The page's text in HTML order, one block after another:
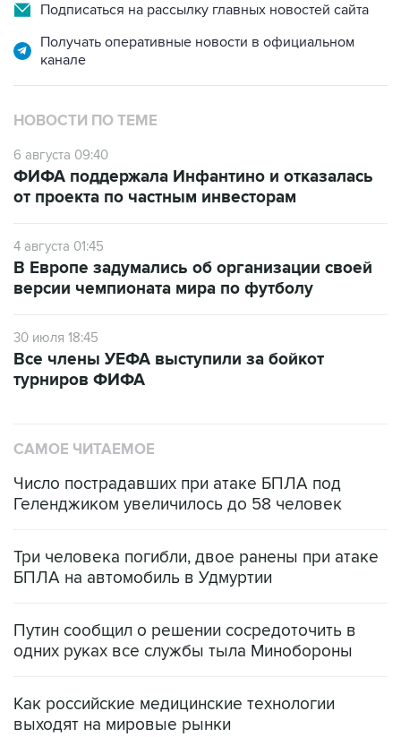
Подписаться на рассылку главных новостей сайта
Получать оперативные новости в официальном
канале
НОВОСТИ ПО ТЕМЕ
6 августа 09:40
ФИФА поддержала Инфантино и отказалась
от проекта по частным инвесторам
4 августа 01:45
В Европе задумались об организации своей
версии чемпионата мира по футболу
30 июля 18:45
Все члены УЕФА выступили за бойкот
турниров ФИФА
САМОЕ ЧИТАЕМОЕ
Число пострадавших при атаке БПЛА под
Геленджиком увеличилось до 58 человек
Три человека погибли, двое ранены при атаке
БПЛА на автомобиль в Удмуртии
Путин сообщил о решении сосредоточить в
одних руках все службы тыла Минобороны
Как российские медицинские технологии
выходят на мировые рынки